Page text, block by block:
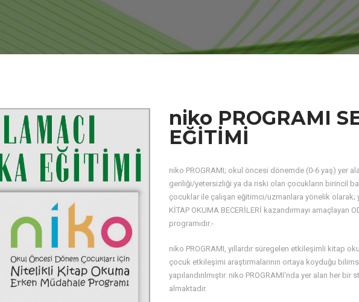
niko PROGRAMI
EĞİTİMİ
niko PROGRAMI; okul öncesi dönemde (0-6 yaş) yer
geriliği/yetersizliği ya da riski olan çocukların birincil
çocuklar ile çalışan eğitimci/uzmanlara yönelik olarak;
KİTAP OKUMA BECERİLERİ kazandırmayı amaçlayan
programıdır.-
niko PROGRAMI, yıllardır süregelen etkileşimli kitap
çocuk etkileşimi araştırmalarının ortaya koyduğu
yapılandırılmıştır. niko PROGRAMI'nda yer alan her
almaktadır.